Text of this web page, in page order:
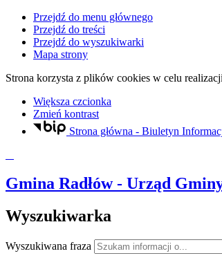
Przejdź do menu głównego
Przejdź do treści
Przejdź do wyszukiwarki
Mapa strony
Strona korzysta z plików cookies w celu
Większa czcionka
Zmień kontrast
Strona główna - Biuletyn
Gmina Radłów- Urząd
Wyszukiwarka
Wyszukiwana fraza